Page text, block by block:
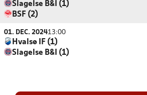
Slagelse B&I (1)
BSF (2)
01. DEC. 202413:00
Hvalsø IF (1)
Slagelse B&I (1)